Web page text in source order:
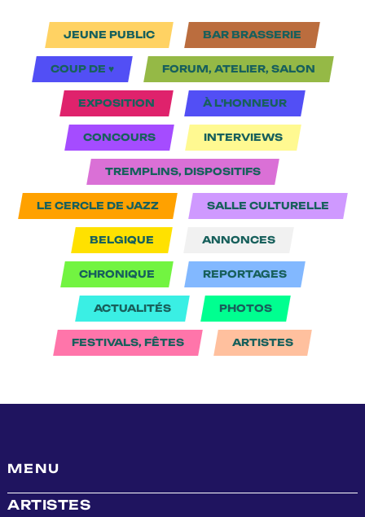
JEUNE PUBLIC BAR BRASSERIE
COUP DE ♥ FORUM, ATELIER, SALON
EXPOSITION À L'HONNEUR
CONCOURS INTERVIEWS
TREMPLINS, DISPOSITIFS
LE CERCLE DE JAZZ SALLE CULTURELLE
BELGIQUE ANNONCES
CHRONIQUE REPORTAGES
ACTUALITÉS PHOTOS
FESTIVALS, FÊTES ARTISTES
MENU
ARTISTES